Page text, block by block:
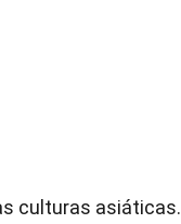
culturas asiáticas.